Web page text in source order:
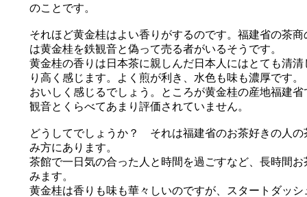
のことです。
それほど黄金桂はよい香りがするのです。福建省の茶商
は黄金桂を鉄観音と偽って売る者がいるそうです。
黄金桂の香りは日本茶に親しんだ日本人にはとても清清
り高く感じます。よく煎が利き、水色も味も濃厚です。
おいしく感じるでしょう。ところが黄金桂の産地福建省
観音とくらべてあまり評価されていません。
どうしてでしょうか？ それは福建省のお茶好きの人の
み方にあります。
茶館で一日気の合った人と時間を過ごすなど、長時間お
みます。
黄金桂は香りも味も華々しいのですが、スタートダッシ